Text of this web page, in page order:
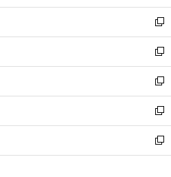
開
く
ウ
で
開
く
ン
ド
ウ
で
開
く
ウ
ィ
ン
ド
ウ
で
開
く
新
し
い
ウ
ィ
ン
ド
ウ
で
開
新
し
い
ウ
ィ
ン
ド
ウ
新
し
い
ウ
ィ
ン
新
し
い
ウ
新
し